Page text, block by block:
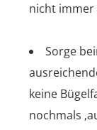
nicht immer
Sorge
keine
nochmals